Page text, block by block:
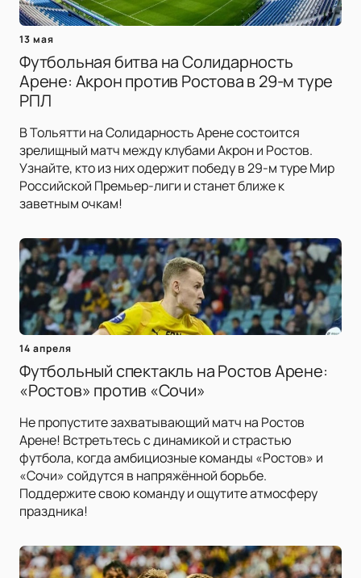
13 мая
Футбольная битва на Солидарность
Арене: Акрон против Ростова в 29-м туре
РПЛ
В Тольятти на Солидарность Арене состоится
зрелищный матч между клубами Акрон и Ростов.
Узнайте, кто из них одержит победу в 29-м туре Мир
Российской Премьер-лиги и станет ближе к
заветным очкам!
14 апреля
Футбольный спектакль на Ростов Арене:
«Ростов» против «Сочи»
Не пропустите захватывающий матч на Ростов
Арене! Встретьтесь с динамикой и страстью
футбола, когда амбициозные команды «Ростов» и
«Сочи» сойдутся в напряжённой борьбе.
Поддержите свою команду и ощутите атмосферу
праздника!